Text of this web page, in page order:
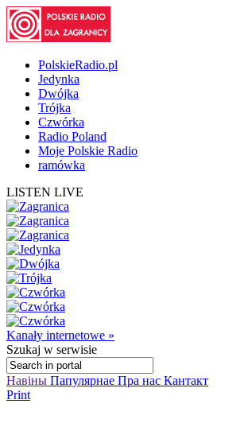
PolskieRadio.pl
Jedynka
Dwójka
Trójka
Czwórka
Radio Poland
Moje Polskie Radio
ramówka
LISTEN LIVE
Kanały internetowe »
Szukaj w serwisie
Навіны Папулярнае Пра нас Кантакт
Print